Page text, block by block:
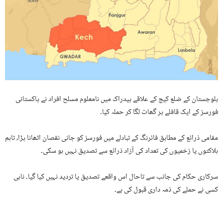
بلوچستان کے ضلع کیچ کے علاقے پیدراک میں نامعلوم مسلح افراد نے پاکستانی
فورسز کے ایک قافلے پر گھات لگا کر حملہ کیا۔
مقامی ذرائع کے مطابق فائرنگ کے تبادلے میں فورسز کو جانی نقصان اٹھانا پڑا، تاہم
ہلاکتوں یا زخمیوں کی تعداد کی آزاد ذرائع سے تصدیق نہیں ہو سکی۔
سرکاری حکام کی جانب سے تاحال اس واقعے تصدیق یا تردید نہیں کیا گیا۔ ناہی
کسی نے حملے کی ذمہ داری قبول کی ہے۔